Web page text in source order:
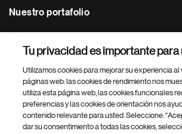
Nuestro portafolio
Footer Site Search
Tu privacidad es importante para
Utilizamos cookies para mejorar su experiencia al
páginas web: las cookies de rendimiento nos
utiliza esta página web, las cookies funcionales
preferencias y las cookies de orientación nos
contenido relevante para usted. Seleccione:
dar su consentimiento a todas las cookies,